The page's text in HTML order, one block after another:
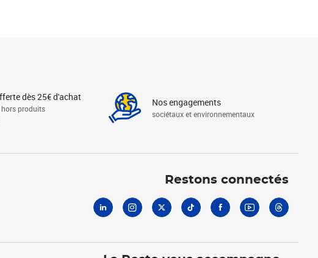
dès 25€ d'achat
hors produits
Nos engagements
sociétaux et environnementaux
Restons connectés